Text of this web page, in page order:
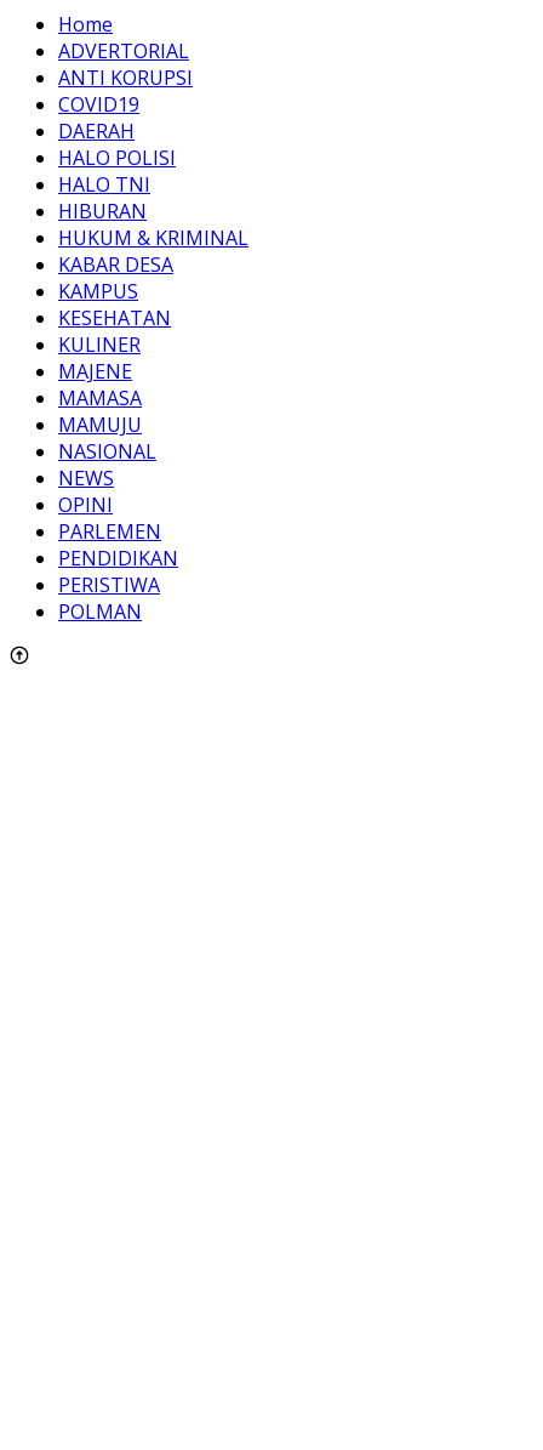
Home
ADVERTORIAL
ANTI KORUPSI
COVID19
DAERAH
HALO POLISI
HALO TNI
HIBURAN
HUKUM & KRIMINAL
KABAR DESA
KAMPUS
KESEHATAN
KULINER
MAJENE
MAMASA
MAMUJU
NASIONAL
NEWS
OPINI
PARLEMEN
PENDIDIKAN
PERISTIWA
POLMAN